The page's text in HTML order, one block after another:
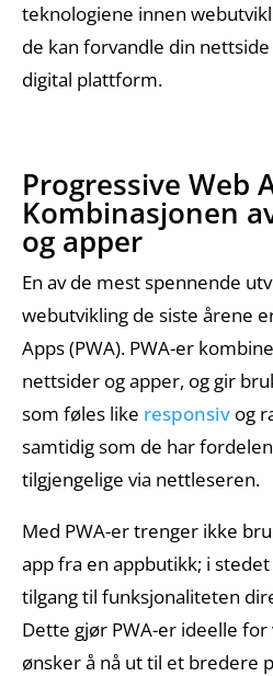
teknologiene innen
de kan forvandle din
digital plattform.
Progressive Web
Kombinasjonen
og apper
En av de mest spennende
webutvikling de siste årene
Apps (PWA). PWA-er
nettsider og apper, og gir
som føles like responsiv og
samtidig som de har
tilgjengelige via nettleseren.
Med PWA-er trenger ikke
app fra en appbutikk; i
tilgang til funksjonaliteten
Dette gjør PWA-er ideelle
ønsker å nå ut til et bredere